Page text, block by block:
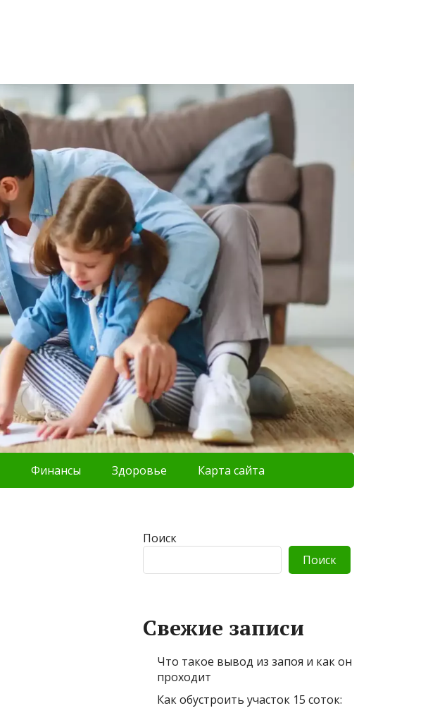
Финансы Здоровье Карта сайта
Поиск
Поиск
Свежие записи
Что такое вывод из запоя и как он
проходит
Как обустроить участок 15 соток: